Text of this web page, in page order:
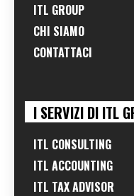
ITL GROUP
CHI SIAMO
CONTATTACI
I SERVIZI DI ITL
ITL CONSULTING
ITL ACCOUNTING
ITL TAX ADVISOR